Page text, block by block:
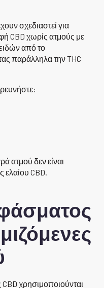
σχεδιαστεί για
CBD χωρίς ατμούς με
από το
παράλληλα την THC
ατμού δεν είναι
ελαίου CBD.
χρησιμοποιούνται